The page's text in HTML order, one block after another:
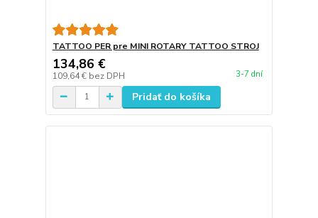
TATTOO PER pre MINI ROTARY TATTOO STROJ
134,86 €
109,64 € bez DPH 3-7 dní
Pridať do košíka